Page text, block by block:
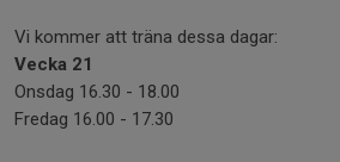
Vi kommer att träna dessa dagar:
Vecka 21
Onsdag 16.30 - 18.00
Fredag 16.00 - 17.30